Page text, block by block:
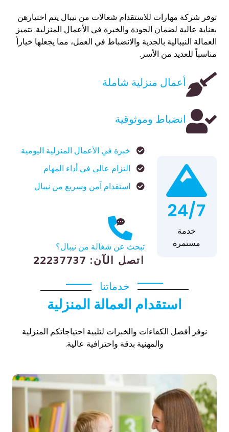
توفر شركة مهارات للاستقدام شغالات من نيبال يتم اختيارهن
بعناية عالية لضمان الجودة والخبرة في الأعمال المنزلية. تتميز
العمالة النيبالية بالجدية والانضباط في العمل، مما يجعلها خياراً
مناسباً للعديد من الأسر.
أعمال منزلية شاملة
انضباط وموثوقية
24/7
خدمة
مستمرة
خبرة في الأعمال المنزلية اليومية
التزام عالي في أداء المهام
استقدام آمن وسريع من نيبال
تبحث عن شغالة من نيبال؟
اتصل الآن: 22237737
خدماتنا
استقدام العمالة المنزلية
نوفر أفضل الكفاءات والخبرات لتلبية احتياجاتكم المنزلية
والمهنية بدقة واحترافية عالية.